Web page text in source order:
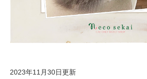
2023年11月30日更新